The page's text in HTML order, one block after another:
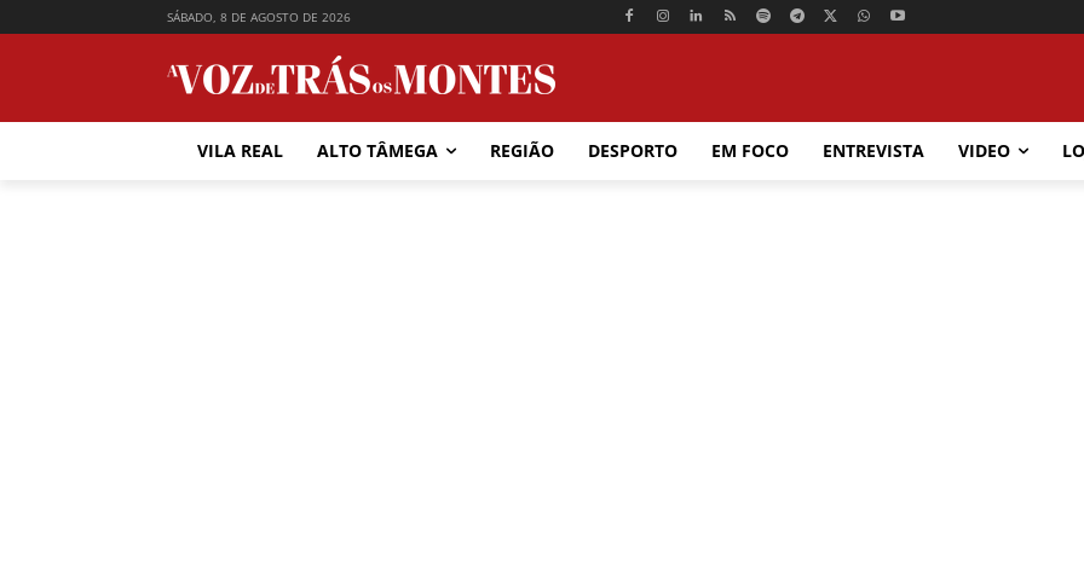
SÁBADO, 8 DE AGOSTO DE 2026
VILA REAL ALTO TÂMEGA REGIÃO DESPORTO EM FOCO ENTREVISTA VIDEO